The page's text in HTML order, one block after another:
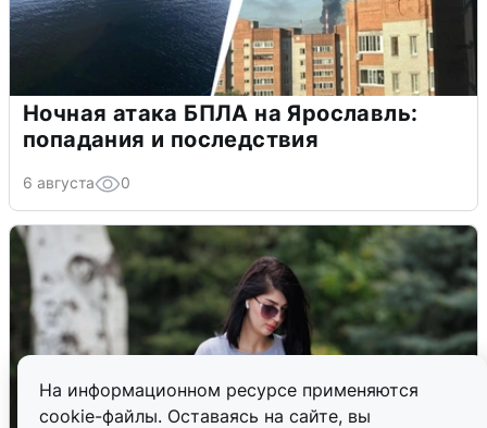
На информационном ресурсе применяются
cookie-файлы. Оставаясь на сайте, вы
Ночная атака БПЛА на Ярославль:
попадания и последствия
6 августа 0